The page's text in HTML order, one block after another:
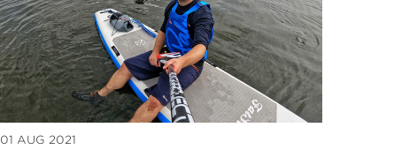
01 AUG 2021